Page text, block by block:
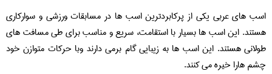
اسب های عربی یکی از پرکابردترین اسب ها در مسابقات ورزشی و سوارکاری
هستند. این اسب ها بسیار با استقامت، سریع و مناسب برای طی مسافت های
طولانی هستند. این اسب ها به زیبایی گام برمی دارند وبا حرکات متوازن خود
چشم هارا خیره می کنند.